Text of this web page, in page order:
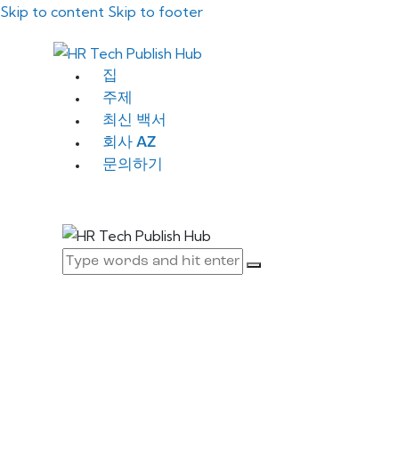
Skip to content Skip to footer
집
주제
최신 백서
회사 AZ
문의하기